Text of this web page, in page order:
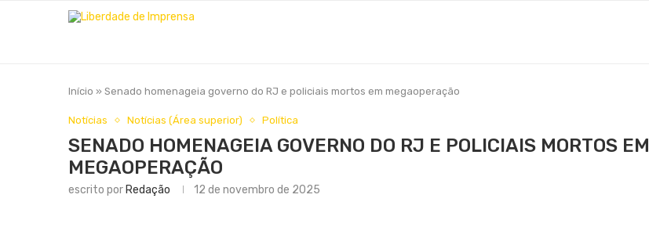
Início » Senado homenageia governo do RJ e policiais mortos em megaoperação
Notícias Notícias (Área superior) Política
SENADO HOMENAGEIA GOVERNO DO RJ E POLICIAIS MORTOS EM
MEGAOPERAÇÃO
escrito por Redação 12 de novembro de 2025